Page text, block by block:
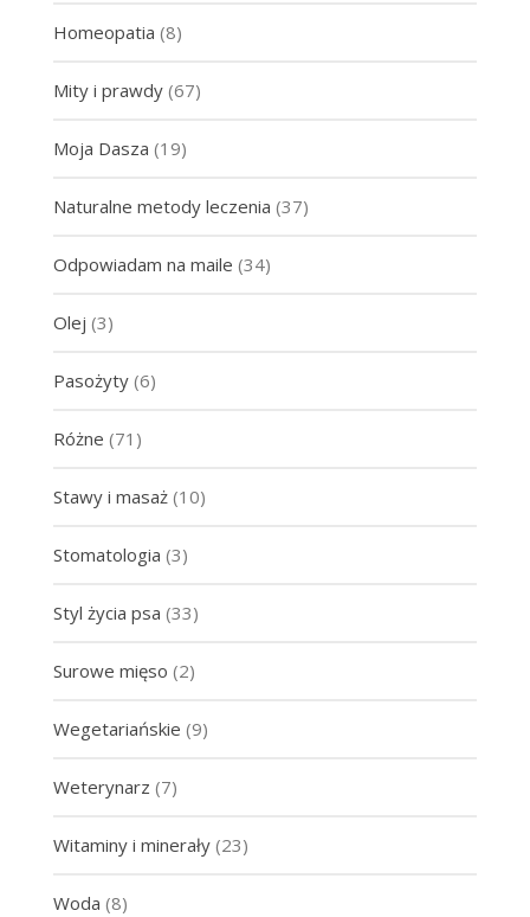
Homeopatia (8)
Mity i prawdy(67)
Moja Dasza (19)
Naturalne metody leczenia (37)
Odpowiadam na maile (34)
Olej (3)
Pasożyty(6)
Różne (71)
Stawy i masaż(10)
Stomatologia (3)
Styl życia psa (33)
Surowe mięso (2)
Wegetariańskie (9)
Weterynarz (7)
Witaminy i minerały(23)
Woda (8)